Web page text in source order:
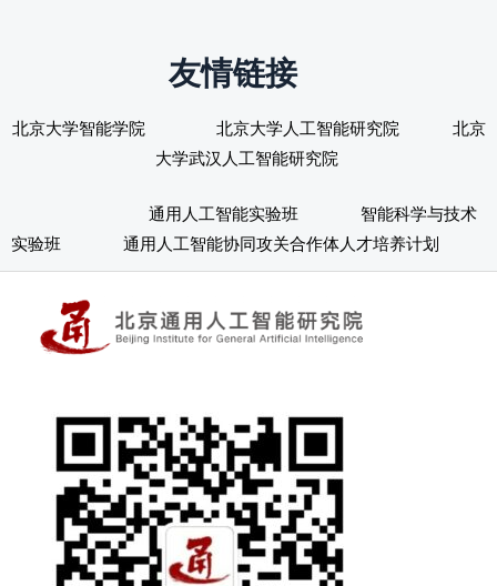
友情链接
北京大学智能学院 北京大学人工智能研究院 北京
大学武汉人工智能研究院
通用人工智能实验班
智能科学与技术
实验班
通用人工智能协同攻关合作体人才培养计划